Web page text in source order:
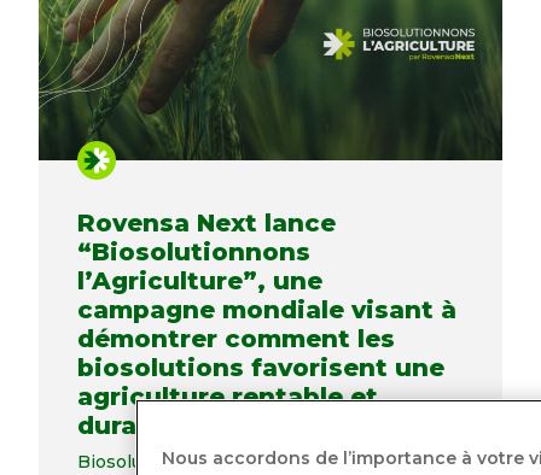
Rovensa Next lance
“Biosolutionnons
l’Agriculture”, une
campagne mondiale visant à
démontrer comment les
biosolutions favorisent une
agriculture rentable et
durable
Biosolutionnons l’Agriculture par Rovensa
Nous accordons de l’importance à votre